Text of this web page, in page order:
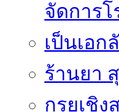
จัดการ
เป็นเอ
ร้านยา
กรุยเชิ